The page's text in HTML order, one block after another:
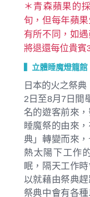
＊青森蘋果的
旬，但每年蘋
有所不同，如
將退還每位貴賓
▍立體睡魔燈籠館
日本的火之祭典
2日至8月7日間
名的遊客前來
睡魔祭的由來
典」轉變而來
熱太陽下工作
眠，隔天工作
以就藉由祭典
祭典中會有各